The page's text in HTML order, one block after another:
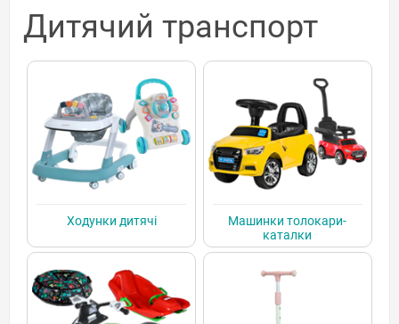
Дитячий транспорт
Ходунки дитячі
Машинки толокари-
каталки